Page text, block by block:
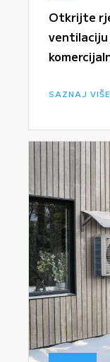
Otkrijte
ventilaciju
SAZNAJ